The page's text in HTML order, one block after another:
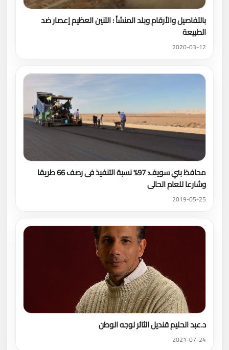
بالتفاصيل والأرقام وبلد المنشأ : التنين العظيم إعصار ضد
الطبيعة
2020-03-12
محافظ بني سويف: 97% نسبة التنفيذ فى رصف 66 طريقا
وشارعا للعام الحالى
2019-05-25
د.عبد الحليم قنديل الثائر لوجه الوطن
2021-07-24